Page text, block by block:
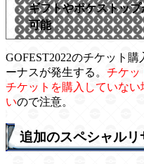
ギフトやポケストッ
可能
GOFEST2022のチケット
ーナスが発生する。 チケッ
チケットを購入していな
いので注意。
追加のスペシャル